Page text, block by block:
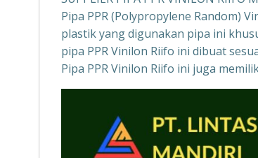
Pipa PPR (Polypropylene Random)
plastik yang digunakan pipa ini
pipa PPR Vinilon Riifo ini dibuat
Pipa PPR Vinilon Riifo ini juga